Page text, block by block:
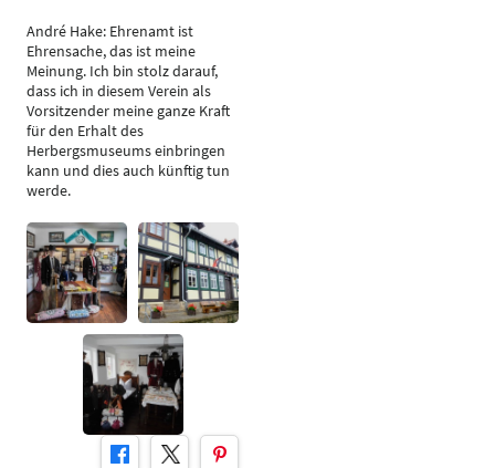
André Hake: Ehrenamt ist
Ehrensache, das ist meine
Meinung. Ich bin stolz darauf,
dass ich in diesem Verein als
Vorsitzender meine ganze Kraft
für den Erhalt des
Herbergsmuseums einbringen
kann und dies auch künftig tun
werde.